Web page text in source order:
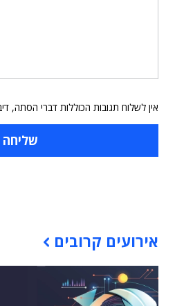
אין לשלוח תגובות הכוללות דברי הסתה,
אירועים קרובים